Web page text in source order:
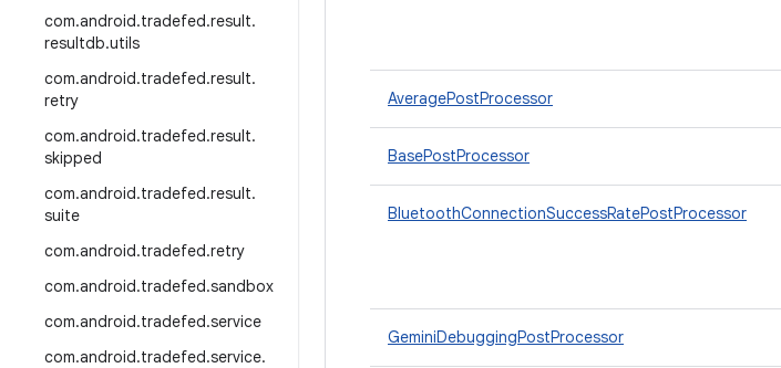
com.android.tradefed.result.
resultdb.utils
com.android.tradefed.result.
retry
com.android.tradefed.result.
skipped
com.android.tradefed.result.
suite
com.android.tradefed.retry
com.android.tradefed.sandbox
com.android.tradefed.service
com.android.tradefed.service.
AveragePostProcessor
BasePostProcessor
BluetoothConnectionSuccessRatePostProcessor
GeminiDebuggingPostProcessor